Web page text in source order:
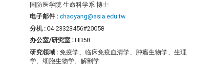
国防医学院 生命科学系 博士
电子邮件 : chaoyang@asia.edu.tw
分机 : 04-23323456#20058
办公室/研究室 : HB58
研究领域 : 免疫学、临床免疫血清学、肿瘤生物学、生理
学、细胞生物学、解剖学